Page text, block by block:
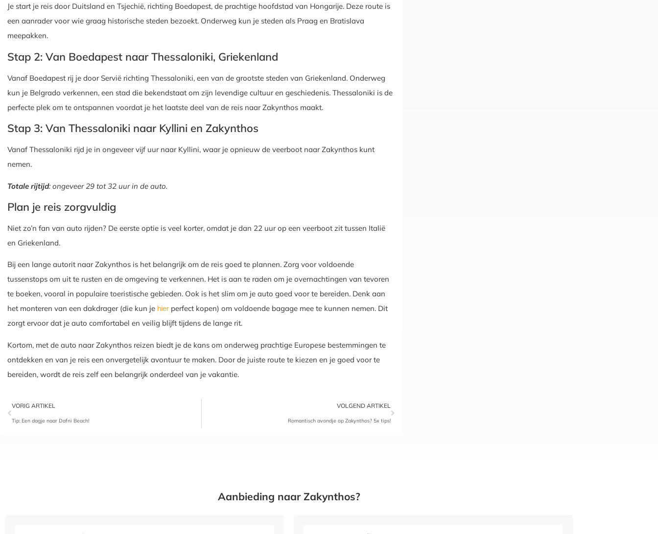
Je start je reis door Duitsland en Tsjechië, richting Boedapest, de prachtige hoofdstad van Hongarije. Deze route is
een aanrader voor wie graag historische steden bezoekt. Onderweg kun je steden als Praag en Bratislava
meepakken.
Stap 2: Van Boedapest naar Thessaloniki, Griekenland
Vanaf Boedapest rij je door Servië richting Thessaloniki, een van de grootste steden van Griekenland. Onderweg
kun je Belgrado verkennen, een stad die bekendstaat om zijn levendige cultuur en geschiedenis. Thessaloniki is de
perfecte plek om te ontspannen voordat je het laatste deel van de reis naar Zakynthos maakt.
Stap 3: Van Thessaloniki naar Kyllini en Zakynthos
Vanaf Thessaloniki rijd je in ongeveer vijf uur naar Kyllini, waar je opnieuw de veerboot naar Zakynthos kunt
nemen.
Totale rijtijd: ongeveer 29 tot 32 uur in de auto.
Plan je reis zorgvuldig
Niet zo’n fan van auto rijden? De eerste optie is veel korter, omdat je dan 22 uur op een veerboot zit tussen Italië
en Griekenland.
Bij een lange autorit naar Zakynthos is het belangrijk om de reis goed te plannen. Zorg voor voldoende
tussenstops om uit te rusten en de omgeving te verkennen. Het is aan te raden om je overnachtingen van tevoren
te boeken, vooral in populaire toeristische gebieden. Ook is het slim om je auto goed voor te bereiden. Denk aan
het monteren van een dakdrager (die kun je hier perfect kopen) om voldoende bagage mee te kunnen nemen. Dit
zorgt ervoor dat je auto comfortabel en veilig blijft tijdens de lange rit.
Kortom, met de auto naar Zakynthos reizen biedt je de kans om onderweg prachtige Europese bestemmingen te
ontdekken en van je reis een onvergetelijk avontuur te maken. Door de juiste route te kiezen en je goed voor te
bereiden, wordt de reis zelf een belangrijk onderdeel van je vakantie.
VORIG ARTIKEL
Tip: Een dagje naar Dafni Beach!
VOLGEND ARTIKEL
Romantisch avondje op Zakynthos? 5x tips!
Aanbieding naar Zakynthos?